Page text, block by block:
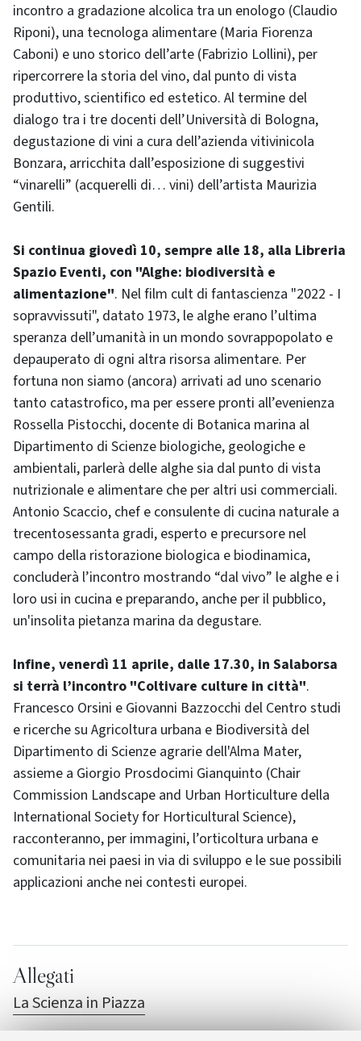
incontro a gradazione alcolica tra un enologo (Claudio
Riponi), una tecnologa alimentare (Maria Fiorenza
Caboni) e uno storico dell’arte (Fabrizio Lollini), per
ripercorrere la storia del vino, dal punto di vista
produttivo, scientifico ed estetico. Al termine del
dialogo tra i tre docenti dell’Università di Bologna,
degustazione di vini a cura dell’azienda vitivinicola
Bonzara, arricchita dall’esposizione di suggestivi
“vinarelli” (acquerelli di… vini) dell’artista Maurizia
Gentili.
Si continua giovedì 10, sempre alle 18, alla Libreria
Spazio Eventi, con "Alghe: biodiversità e
alimentazione". Nel film cult di fantascienza "2022 - I
sopravvissuti", datato 1973, le alghe erano l’ultima
speranza dell’umanità in un mondo sovrappopolato e
depauperato di ogni altra risorsa alimentare. Per
fortuna non siamo (ancora) arrivati ad uno scenario
tanto catastrofico, ma per essere pronti all’evenienza
Rossella Pistocchi, docente di Botanica marina al
Dipartimento di Scienze biologiche, geologiche e
ambientali, parlerà delle alghe sia dal punto di vista
nutrizionale e alimentare che per altri usi commerciali.
Antonio Scaccio, chef e consulente di cucina naturale a
trecentosessanta gradi, esperto e precursore nel
campo della ristorazione biologica e biodinamica,
concluderà l’incontro mostrando “dal vivo” le alghe e i
loro usi in cucina e preparando, anche per il pubblico,
un'insolita pietanza marina da degustare.
Infine, venerdì 11 aprile, dalle 17.30, in Salaborsa
si terrà l’incontro "Coltivare culture in città".
Francesco Orsini e Giovanni Bazzocchi del Centro studi
e ricerche su Agricoltura urbana e Biodiversità del
Dipartimento di Scienze agrarie dell'Alma Mater,
assieme a Giorgio Prosdocimi Gianquinto (Chair
Commission Landscape and Urban Horticulture della
International Society for Horticultural Science),
racconteranno, per immagini, l’orticoltura urbana e
comunitaria nei paesi in via di sviluppo e le sue possibili
applicazioni anche nei contesti europei.
Allegati
La Scienza in Piazza